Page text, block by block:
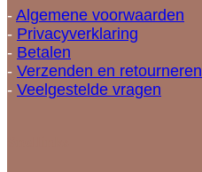
- Algemene voorwaarden
- Privacyverklaring
- Betalen
- Verzenden en retourneren
- Veelgestelde vragen